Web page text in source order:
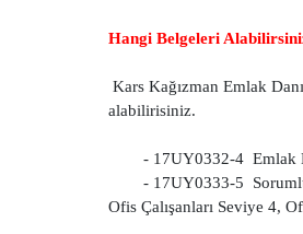
Hangi Belgeleri
Kars Kağızman Emlak
alabilirisiniz.
- 17UY0332-4 Emlak
- 17UY0333-5
Ofis Çalışanları Seviye 4,